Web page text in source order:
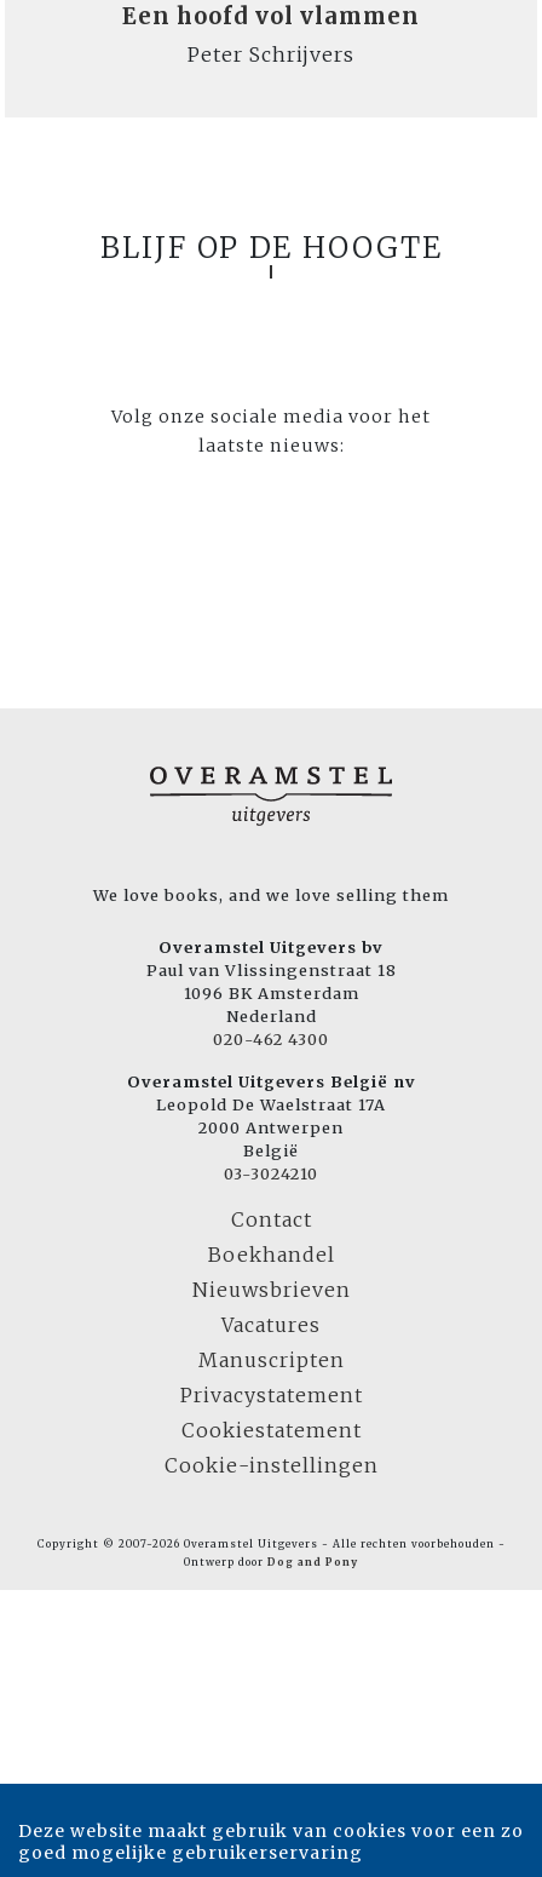
Een hoofd vol vlammen
Peter Schrijvers
BLIJF OP DE HOOGTE
Volg onze sociale media voor het
laatste nieuws:
We love books, and we love selling them
Overamstel Uitgevers bv
Paul van Vlissingenstraat 18
1096 BK Amsterdam
Nederland
020-462 4300
Overamstel Uitgevers België nv
Leopold De Waelstraat 17A
2000 Antwerpen
België
03-3024210
Contact
Boekhandel
Nieuwsbrieven
Vacatures
Manuscripten
Privacystatement
Cookiestatement
Cookie-instellingen
Copyright © 2007-2026 Overamstel Uitgevers - Alle rechten voorbehouden -
Ontwerp door Dog and Pony
Deze website maakt gebruik van cookies voor een zo
goed mogelijke gebruikerservaring